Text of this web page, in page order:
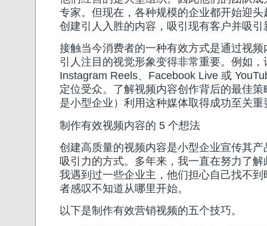
专家。但现在，各种规模的企业都开始迎
创建引人入胜的内容，吸引现有客户并吸引
接触当今消费者的一种有效方式是通过视
引人注目的视觉形象变得非常重要。例如，
Instagram Reels、Facebook Live 或
定位受众。了解视频内容创作背后的最佳
是小型企业）利用这种媒体取得成功至关重
制作有效视频内容的 5 个想法
创建高质量的视频内容是小型企业宣传其
吸引力的方式。多年来，我一直在努力了
我遇到过一些企业主，他们担心自己找不
者感叹不知道从哪里开始。
以下是制作有效营销视频的五个技巧。